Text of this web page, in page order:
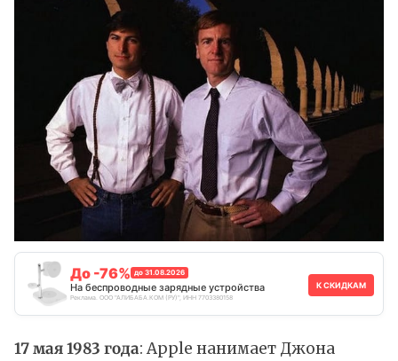
До -76% до 31.08.2026
На беспроводные зарядные устройства
Реклама. ООО "АЛИБАБА.КОМ (РУ)", ИНН 7703380158
К СКИДКАМ
17 мая 1983 года: Apple нанимает Джона